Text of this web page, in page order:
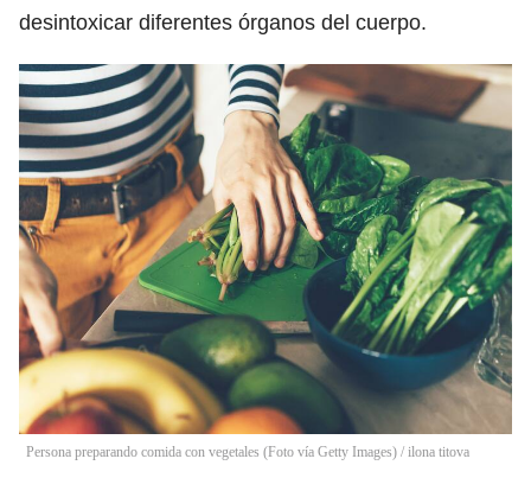
desintoxicar diferentes órganos del cuerpo.
Persona preparando comida con vegetales (Foto vía Getty Images) / ilona titova